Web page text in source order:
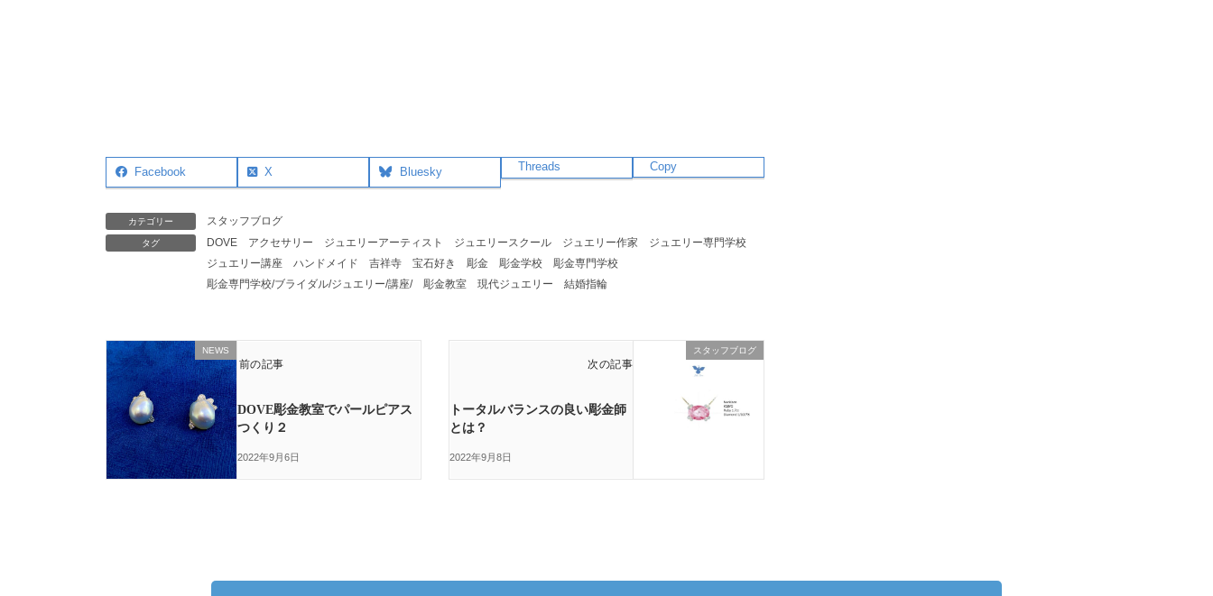
Facebook X Bluesky Threads Copy
カテゴリー スタッフブログ
タグ DOVE アクセサリー ジュエリーアーティスト ジュエリースクール ジュエリー作家
ジュエリー専門学校
ジュエリー講座
ハンドメイド 吉祥寺 宝石好き 彫金 彫金学校
彫金専門学校
彫金専門学校/ブライダル/ジュエリー/講座/
彫金教室 現代ジュエリー 結婚指輪
NEWS
前の記事
DOVE彫金教室でパールピアス
つくり２
2022年9月6日
スタッフブログ
次の記事
トータルバランスの良い彫金師
とは？
2022年9月8日